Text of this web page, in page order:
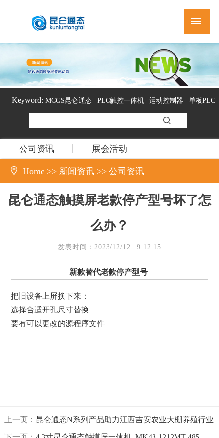
Keyword: MCGS昆仑通态 PLC触控一体机 运动控制器 单板PLC
组态软件
公司资讯 展会活动
 Home >> 新闻资讯 >>公司资讯
昆仑通态触摸屏老款停产型号坏了怎
么办？
发表时间：2023/12/12 9:12:15
新款替代老款停产型号
把旧设备上屏换下来：
选择合适开孔尺寸替换
要有可以更改的源程序文件
上一页： 昆仑通态N系列产品助力江西吉安农业大棚养殖行业